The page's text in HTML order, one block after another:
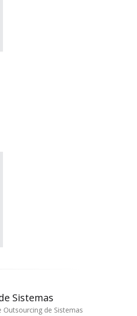
Sistemas
Outsourcing de Sistemas